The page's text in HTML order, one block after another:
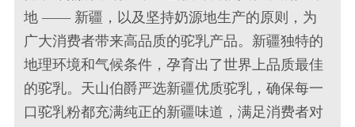
地 —— 新疆，以及坚持奶源地生产的原则，为
广大消费者带来高品质的驼乳产品。新疆独特的
地理环境和气候条件，孕育出了世界上品质最佳
的驼乳。天山伯爵严选新疆优质驼乳，确保每一
口驼乳粉都充满纯正的新疆味道，满足消费者对